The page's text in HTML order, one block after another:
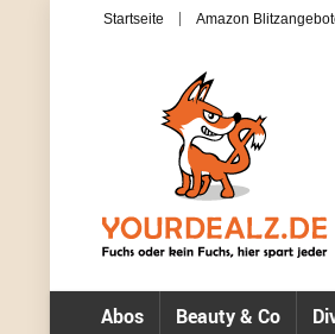
Startseite Amazon
Abos Beauty & Co